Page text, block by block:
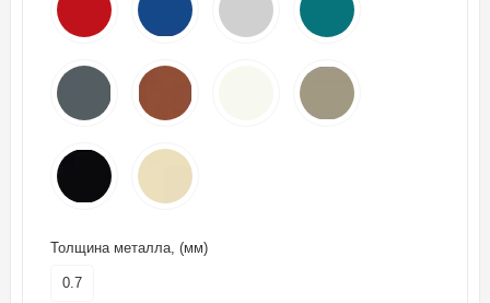
Толщина металла, (мм)
0.7